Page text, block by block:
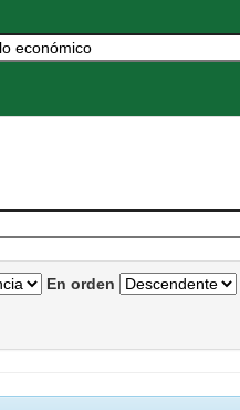
En orden